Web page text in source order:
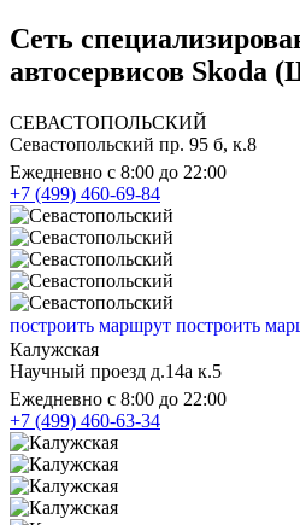
Сеть
автосервисов Skoda
СЕВАСТОПОЛЬСКИЙ
Севастопольский пр. 95 б, к.8
Ежедневно с 8:00 до 22:00
+7 (499) 460-69-84
построить маршрут построить
Калужская
Научный проезд д.14а к.5
Ежедневно с 8:00 до 22:00
+7 (499) 460-63-34